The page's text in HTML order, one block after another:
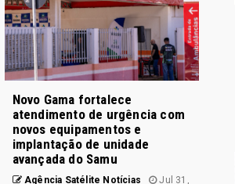
Novo Gama fortalece
atendimento de urgência com
novos equipamentos e
implantação de unidade
avançada do Samu
Agência Satélite Notícias
Jul 31,